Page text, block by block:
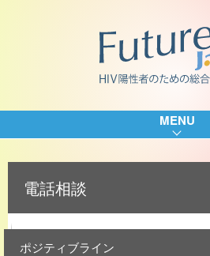
MENU
電話相談
ポジティブライン